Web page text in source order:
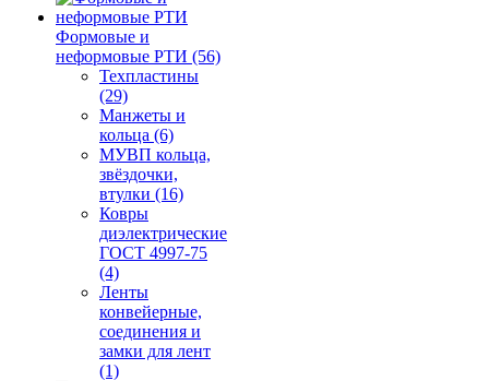
Формовые и
неформовые РТИ (56)
Техпластины
(29)
Манжеты и
кольца (6)
МУВП кольца,
звёздочки,
втулки (16)
Ковры
диэлектрические
ГОСТ 4997-75
(4)
Ленты
конвейерные,
соединения и
замки для лент
(1)